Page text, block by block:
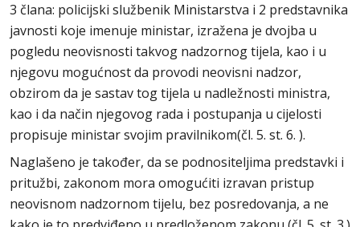
3 člana: policijski službenik Ministarstva i 2 predstavnika
javnosti koje imenuje ministar, izražena je dvojba u
pogledu neovisnosti takvog nadzornog tijela, kao i u
njegovu mogućnost da provodi neovisni nadzor,
obzirom da je sastav tog tijela u nadležnosti ministra,
kao i da način njegovog rada i postupanja u cijelosti
propisuje ministar svojim pravilnikom(čl. 5. st. 6. ).
Naglašeno je također, da se podnositeljima predstavki i
pritužbi, zakonom mora omogućiti izravan pristup
neovisnom nadzornom tijelu, bez posredovanja, a ne